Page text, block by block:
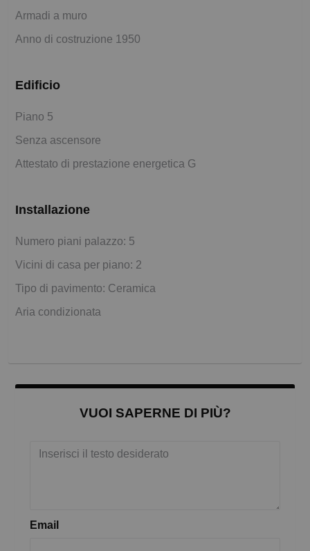
Armadi a muro
Anno di costruzione 1950
Edificio
Piano 5
Senza ascensore
Attestato di prestazione energetica G
Installazione
Numero piani palazzo: 5
Vicini di casa per piano: 2
Tipo di pavimento: Ceramica
Aria condizionata
VUOI SAPERNE DI PIÙ?
Email